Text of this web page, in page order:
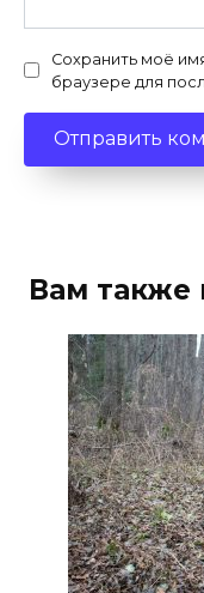
Сохранить моё
браузере для
Вам также